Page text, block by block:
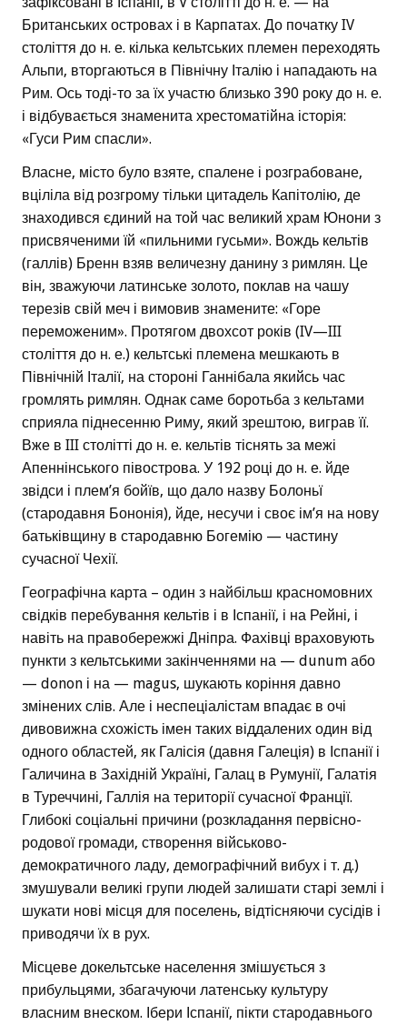
Британських островах і в Карпатах. До початку IV
століття до н. е. кілька кельтських племен переходять
Альпи, вторгаються в Північну Італію і нападають на
Рим. Ось тоді-то за їх участю близько 390 року до н. е.
і відбувається знаменита хрестоматійна історія:
«Гуси Рим спасли».
Власне, місто було взяте, спалене і розграбоване,
вціліла від розгрому тільки цитадель Капітолію, де
знаходився єдиний на той час великий храм Юнони з
присвяченими їй «пильними гусьми». Вождь кельтів
(галлів) Бренн взяв величезну данину з римлян. Це
він, зважуючи латинське золото, поклав на чашу
терезів свій меч і вимовив знамените: «Горе
переможеним». Протягом двохсот років (IV—III
століття до н. е.) кельтські племена мешкають в
Північній Італії, на стороні Ганнібала якийсь час
громлять римлян. Однак саме боротьба з кельтами
сприяла піднесенню Риму, який зрештою, виграв її.
Вже в III столітті до н. е. кельтів тіснять за межі
Апеннінського півострова. У 192 році до н. е. йде
звідси і плем’я бойїв, що дало назву Болоньї
(стародавня Бононія), йде, несучи і своє ім’я на нову
батьківщину в стародавню Богемію — частину
сучасної Чехії.
Географічна карта – один з найбільш красномовних
свідків перебування кельтів і в Іспанії, і на Рейні, і
навіть на правобережжі Дніпра. Фахівці враховують
пункти з кельтськими закінченнями на — dunum або
— donon і на — magus, шукають коріння давно
змінених слів. Але і неспеціалістам впадає в очі
дивовижна схожість імен таких віддалених один від
одного областей, як Галісія (давня Галеція) в Іспанії і
Галичина в Західній Україні, Галац в Румунії, Галатія
в Туреччині, Галлія на території сучасної Франції.
Глибокі соціальні причини (розкладання первісно-
родової громади, створення військово-
демократичного ладу, демографічний вибух і т. д.)
змушували великі групи людей залишати старі землі і
шукати нові місця для поселень, відтісняючи сусідів і
приводячи їх в рух.
Місцеве докельтське населення змішується з
прибульцями, збагачуючи латенську культуру
власним внеском. Ібери Іспанії, пікти стародавнього